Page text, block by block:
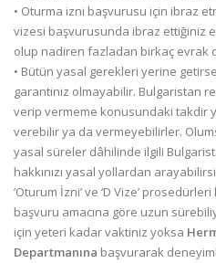
• Oturma izni başvurusu için ibraz
vizesi başvurusunda ibraz ettiğiniz
olup nadiren fazladan birkaç evrak
• Bütün yasal gerekleri yerine
garantiniz olmayabilir. Bulgaristan
verip vermeme konusundaki takdir
verebilir ya da vermeyebilirler.
yasal süreler dâhilinde ilgili
hakkınızı yasal yollardan
‘Oturum İzni’ ve ‘D Vize’
başvuru amacına göre uzun
için yeteri kadar vaktiniz yoksa
Departmanına başvurarak